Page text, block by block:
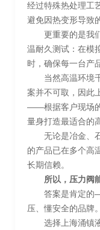
经过特殊热处理工
避免因热变形导致
更重要的是我
温耐久测试：在模
时，确保每一台产
当然高温环境
案并不可取，因此
——根据客户现场的
量身打造最适合的
无论是冶金、
的产品已在多个高
长期信赖。
所以，压力阀
答案是肯定的
压、懂安全的品牌。
选择上海涌镇